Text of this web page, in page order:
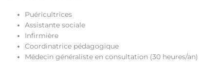
Puéricultrices
Assistante sociale
Infirmière
Coordinatrice pédagogique
Médecin généraliste en consultation (30 heures/an)